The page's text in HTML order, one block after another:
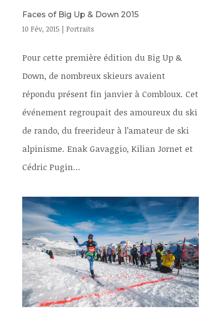
Faces of Big Up & Down 2015
10 Fév, 2015 | Portraits
Pour cette première édition du Big Up &
Down, de nombreux skieurs avaient
répondu présent fin janvier à Combloux. Cet
événement regroupait des amoureux du ski
de rando, du freerideur à l’amateur de ski
alpinisme. Enak Gavaggio, Kilian Jornet et
Cédric Pugin...